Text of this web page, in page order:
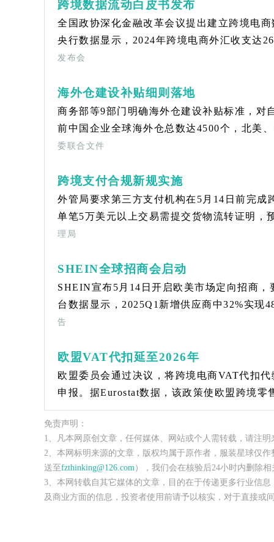
跨境数据流动白皮书发布
全国政协深化金融改革会议提出建立跨境电
央行数据显示，2024年跨境电商外汇收支达
发布会
海外仓建设补贴细则落地
商务部等9部门明确海外仓建设补贴标准，对
前中国企业全球海外仓总数达4500个，北美
委联合文件
跨境支付合规新规实施
外管局要求第三方支付机构在5月14日前完
单笔5万美元以上交易需提交货物流转证明，
理局
SHEIN全球招商会启动
SHEIN宣布5月14日开启欧美市场定向招商
台数据显示，2025Q1新增供应商中32%实现
告
欧盟VAT代扣延至2026年
欧盟委员会通过决议，将跨境电商VAT代扣
申报。据Eurostat数据，该政策使欧盟跨境零
免责声明：
1、凡本网原创文章，任何媒体、网站或个人需转载，请注明
2、本网标明来源的文章，版权均属于原作者，服装星球仅
送至fzthinking@126.com），我们会在核验后24小时内删除
3、本网转载自其它媒体的文章，目的在于传递更多行业信
及商业方面的信息，投资者使用前请予以核实，对于直接或